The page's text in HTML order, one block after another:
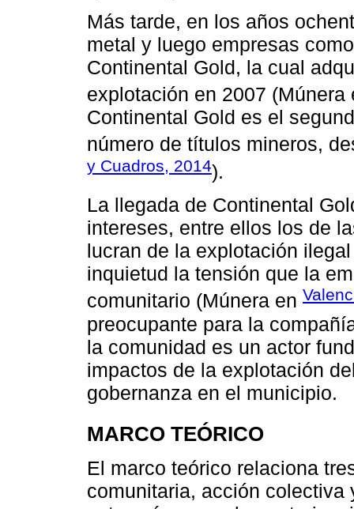
Más tarde, en los años
metal y luego empresas
Continental Gold, la cual
explotación en 2007
Continental Gold es el
número de títulos mineros,
y Cuadros, 2014).
La llegada de Continental
intereses, entre ellos los de
lucran de la explotación
inquietud la tensión que la
comunitario (Múnera en
preocupante para la
la comunidad es un actor
impactos de la explotación
gobernanza en el municipio.
MARCO TEÓRICO
El marco teórico relaciona
comunitaria, acción